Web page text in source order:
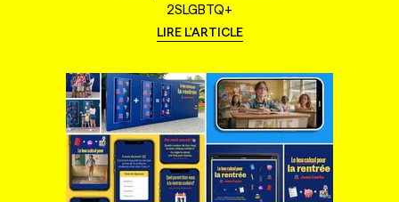
2SLGBTQ+
LIRE L'ARTICLE